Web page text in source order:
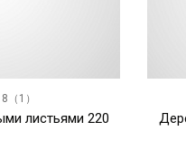
（1）
листьями 220